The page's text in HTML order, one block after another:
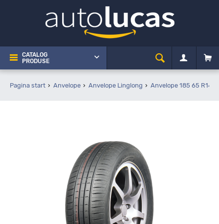
CATALOG
PRODUSE
Pagina start Anvelope Anvelope Linglong Anvelope 185 65 R14